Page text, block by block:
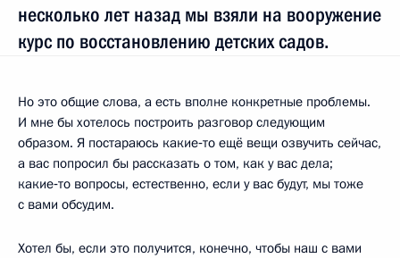
несколько лет назад мы взяли на вооружение
курс по восстановлению детских садов.
Но это общие слова, а есть вполне конкретные проблемы.
И мне бы хотелось построить разговор следующим
образом. Я постараюсь какие‑то ещё вещи озвучить сейчас,
а вас попросил бы рассказать о том, как у вас дела;
какие‑то вопросы, естественно, если у вас будут, мы тоже
с вами обсудим.
Хотел бы, если это получится, конечно, чтобы наш с вами